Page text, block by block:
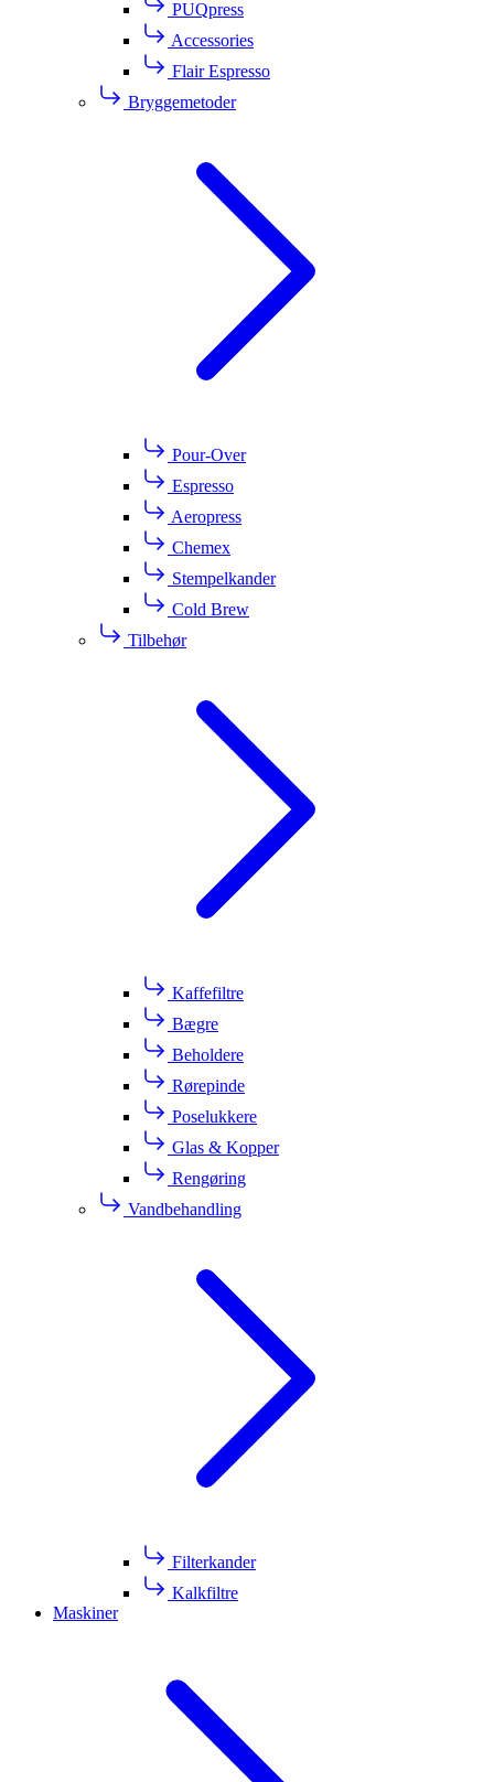
PUQpress
Accessories
Flair Espresso
Bryggemetoder
Pour-Over
Espresso
Aeropress
Chemex
Stempelkander
Cold Brew
Tilbehør
Kaffefiltre
Bægre
Beholdere
Rørepinde
Poselukkere
Glas & Kopper
Rengøring
Vandbehandling
Filterkander
Kalkfiltre
Maskiner